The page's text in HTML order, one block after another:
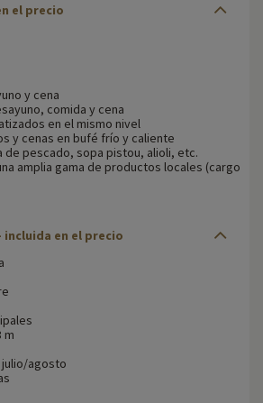
el precio
y cena
comida y cena
en el mismo nivel
y cenas en bufé frío y caliente
de pescado, sopa pistou, alioli, etc.
amplia gama de productos locales (cargo
incluida en el precio
m
agosto